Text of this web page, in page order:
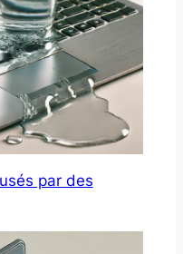
par des